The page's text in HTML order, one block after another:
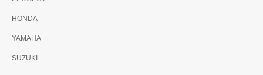
HONDA
YAMAHA
SUZUKI